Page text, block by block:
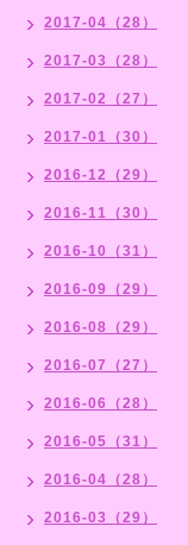
2017-04（28）
2017-03（28）
2017-02（27）
2017-01（30）
2016-12（29）
2016-11（30）
2016-10（31）
2016-09（29）
2016-08（29）
2016-07（27）
2016-06（28）
2016-05（31）
2016-04（28）
2016-03（29）